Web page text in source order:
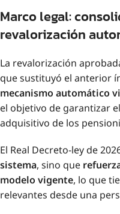
Marco legal:
revalorización
La revalorización
que sustituyó el anterior
mecanismo automático
el objetivo de garantizar
adquisitivo de los
El Real Decreto-ley de
sistema, sino que
modelo vigente, lo que
relevantes desde una